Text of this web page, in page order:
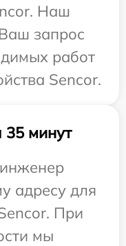
Наш
запрос
работ
Sencor.
35 минут
адресу для
При
мы